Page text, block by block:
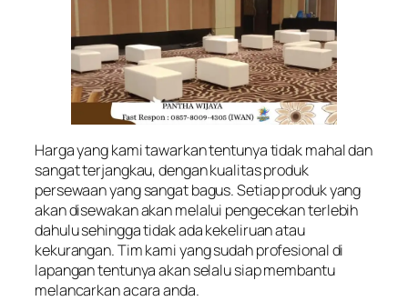
Harga yang kami tawarkan tentunya tidak mahal dan
sangat terjangkau, dengan kualitas produk
persewaan yang sangat bagus. Setiap produk yang
akan disewakan akan melalui pengecekan terlebih
dahulu sehingga tidak ada kekeliruan atau
kekurangan. Tim kami yang sudah profesional di
lapangan tentunya akan selalu siap membantu
melancarkan acara anda.